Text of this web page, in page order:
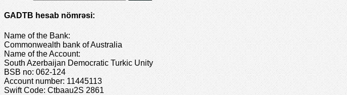
GADTB hesab nömrəsi:
Name of the Bank:
Commonwealth bank of Australia
Name of the Account:
South Azerbaijan Democratic Turkic Unity
BSB no: 062-124
Account number: 11445113
Swift Code: Ctbaau2S 2861